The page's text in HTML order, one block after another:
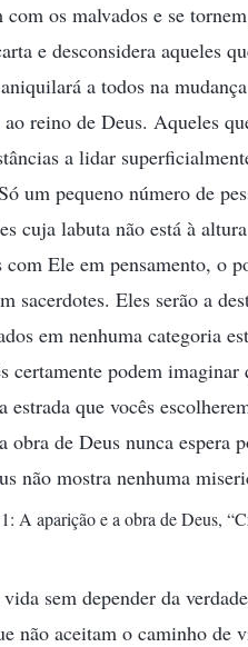
os malvados e se
e desconsidera aqueles
a todos na
reino de Deus. Aqueles
a lidar
um pequeno número de
cuja labuta não está à
Ele em pensamento, o
sacerdotes. Eles serão a
em nenhuma categoria
podem imaginar
que vocês
obra de Deus nunca espera
não mostra nenhuma
A aparição e a obra de Deus,
sem depender da
não aceitam o caminho de